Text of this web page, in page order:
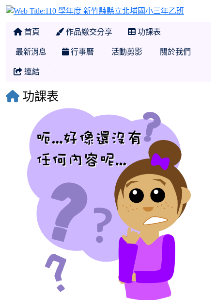
首頁 作品繳交分享 功課表
最新消息 行事曆 活動剪影 關於我們
連結
功課表